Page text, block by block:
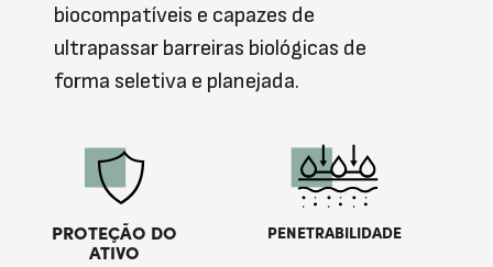
biocompatíveis e capazes de
ultrapassar barreiras biológicas de
forma seletiva e planejada.
PROTEÇÃO DO
ATIVO
PENETRABILIDADE